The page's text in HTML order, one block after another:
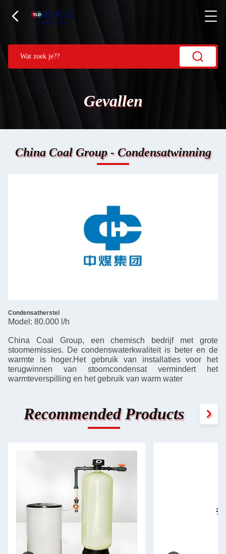
Gevallen
China Coal Group - Condensatwinning
Condensatherstel
Model: 80.000 l/h
China Coal Group, een chemisch bedrijf met grote
stoomemissies. De condenswaterkwaliteit is beter en de
warmte is hoger.Het gebruik van installaties voor het
terugwinnen van stoomcondensat vermindert het
warmteverspilling en het gebruik van warm water
Recommended Products